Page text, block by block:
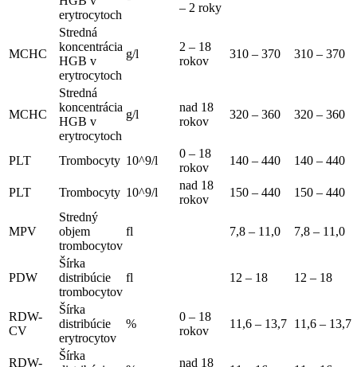
erytrocytoch
– 2 roky
MCHC
Stredná
koncentrácia
HGB v
erytrocytoch
g/l
2 – 18
rokov
310 – 370 310 – 370
MCHC
Stredná
koncentrácia
HGB v
erytrocytoch
g/l
nad 18
rokov
320 – 360 320 – 360
PLT Trombocyty 10^9/l
0 – 18
rokov
140 – 440 140 – 440
PLT Trombocyty 10^9/l
nad 18
rokov
150 – 440 150 – 440
MPV
Stredný
objem
trombocytov
fl 7,8 – 11,0 7,8 – 11,0
PDW
Šírka
distribúcie
trombocytov
fl 12 – 18 12 – 18
RDW-
CV
Šírka
distribúcie
erytrocytov
%
0 – 18
rokov
11,6 – 13,7 11,6 – 13,7
RDW-
Šírka
nad 18